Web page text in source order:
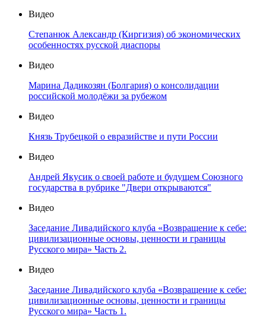
Видео
Степанюк Александр (Киргизия) об экономических
особенностях русской диаспоры
Видео
Марина Дадикозян (Болгария) о консолидации
российской молодёжи за рубежом
Видео
Князь Трубецкой о евразийстве и пути России
Видео
Андрей Якусик о своей работе и будущем Союзного
государства в рубрике "Двери открываются"
Видео
Заседание Ливадийского клуба «Возвращение к себе:
цивилизационные основы, ценности и границы
Русского мира» Часть 2.
Видео
Заседание Ливадийского клуба «Возвращение к себе:
цивилизационные основы, ценности и границы
Русского мира» Часть 1.